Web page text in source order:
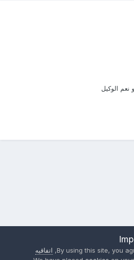
نعم الوكيل
حقوق الملكية
إتصل بنا
By using this site, you
, اتفاقيه